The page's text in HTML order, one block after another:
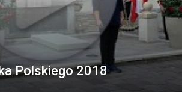
Polskiego 2018